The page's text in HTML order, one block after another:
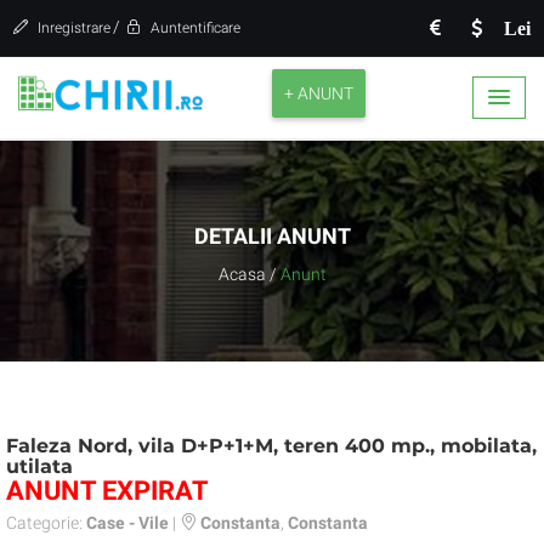
Lei
Inregistrare / Auntentificare
+ ANUNT
DETALII ANUNT
Acasa / Anunt
Faleza Nord, vila D+P+1+M, teren 400 mp., mobilata,
utilata
ANUNT EXPIRAT
Categorie: Case - Vile | Constanta Constanta